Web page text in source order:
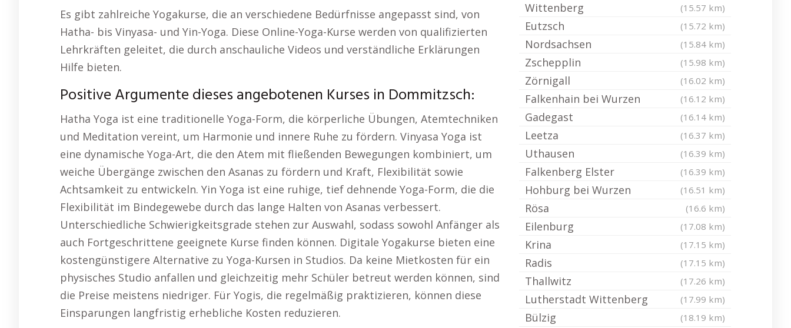
Es gibt zahlreiche Yogakurse, die an verschiedene Bedürfnisse angepasst sind, von
Hatha- bis Vinyasa- und Yin-Yoga. Diese Online-Yoga-Kurse werden von qualifizierten
Lehrkräften geleitet, die durch anschauliche Videos und verständliche Erklärungen
Hilfe bieten.
Positive Argumente dieses angebotenen Kurses in Dommitzsch:
Hatha Yoga ist eine traditionelle Yoga-Form, die körperliche Übungen, Atemtechniken
und Meditation vereint, um Harmonie und innere Ruhe zu fördern. Vinyasa Yoga ist
eine dynamische Yoga-Art, die den Atem mit fließenden Bewegungen kombiniert, um
weiche Übergänge zwischen den Asanas zu fördern und Kraft, Flexibilität sowie
Achtsamkeit zu entwickeln. Yin Yoga ist eine ruhige, tief dehnende Yoga-Form, die die
Flexibilität im Bindegewebe durch das lange Halten von Asanas verbessert.
Unterschiedliche Schwierigkeitsgrade stehen zur Auswahl, sodass sowohl Anfänger als
auch Fortgeschrittene geeignete Kurse finden können. Digitale Yogakurse bieten eine
kostengünstigere Alternative zu Yoga-Kursen in Studios. Da keine Mietkosten für ein
physisches Studio anfallen und gleichzeitig mehr Schüler betreut werden können, sind
die Preise meistens niedriger. Für Yogis, die regelmäßig praktizieren, können diese
Einsparungen langfristig erhebliche Kosten reduzieren.
Wittenberg
(15.57 km)
Eutzsch (15.72 km)
Nordsachsen (15.84 km)
Zschepplin (15.98 km)
Zörnigall (16.02 km)
Falkenhain bei Wurzen (16.12 km)
Gadegast (16.14 km)
Leetza (16.37 km)
Uthausen (16.39 km)
Falkenberg Elster (16.39 km)
Hohburg bei Wurzen (16.51 km)
Rösa (16.6 km)
Eilenburg (17.08 km)
Krina (17.15 km)
Radis (17.15 km)
Thallwitz (17.26 km)
Lutherstadt Wittenberg (17.99 km)
Bülzig (18.19 km)